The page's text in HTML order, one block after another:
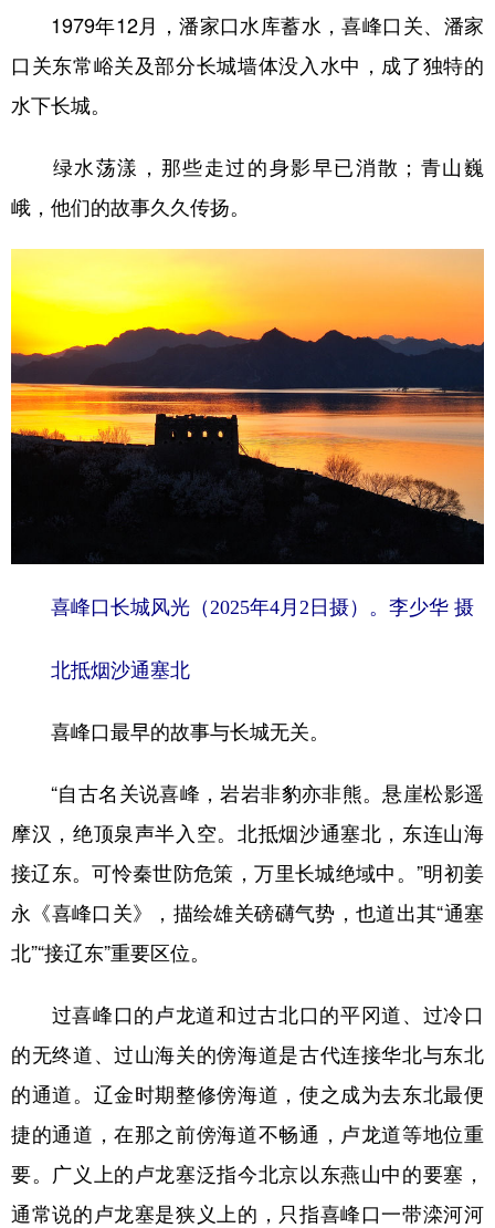
1979年12月，潘家口水库蓄水，喜峰口关、潘家
口关东常峪关及部分长城墙体没入水中，成了独特的
水下长城。
绿水荡漾，那些走过的身影早已消散；青山巍
峨，他们的故事久久传扬。
喜峰口长城风光（2025年4月2日摄）。李少华 摄
北抵烟沙通塞北
喜峰口最早的故事与长城无关。
“自古名关说喜峰，岩岩非豹亦非熊。悬崖松影遥
摩汉，绝顶泉声半入空。北抵烟沙通塞北，东连山海
接辽东。可怜秦世防危策，万里长城绝域中。”明初姜
永《喜峰口关》，描绘雄关磅礴气势，也道出其“通塞
北”“接辽东”重要区位。
过喜峰口的卢龙道和过古北口的平冈道、过冷口
的无终道、过山海关的傍海道是古代连接华北与东北
的通道。辽金时期整修傍海道，使之成为去东北最便
捷的通道，在那之前傍海道不畅通，卢龙道等地位重
要。广义上的卢龙塞泛指今北京以东燕山中的要塞，
通常说的卢龙塞是狭义上的，只指喜峰口一带滦河河